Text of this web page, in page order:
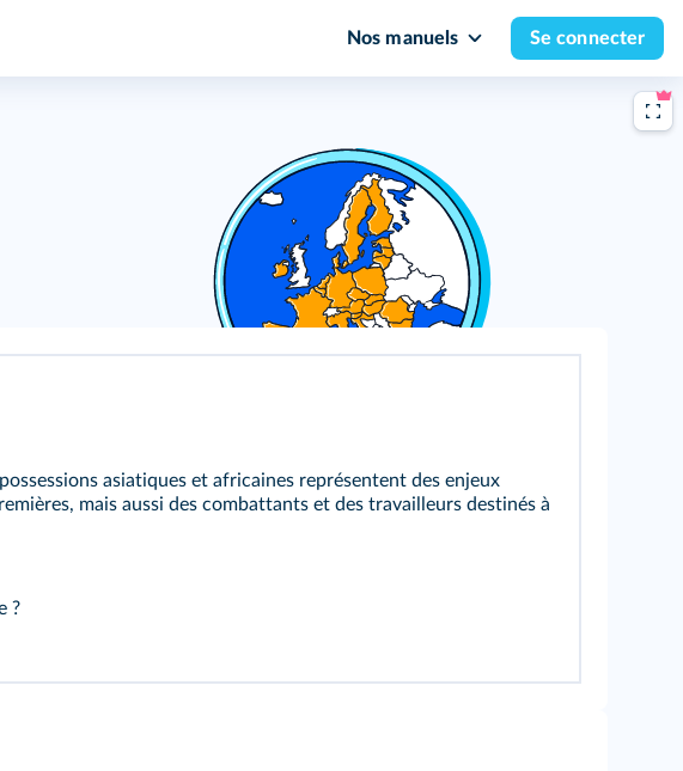
Nos manuels Se connecter
asiatiques et africaines représentent des enjeux
mais aussi des combattants et des travailleurs destinés à
?